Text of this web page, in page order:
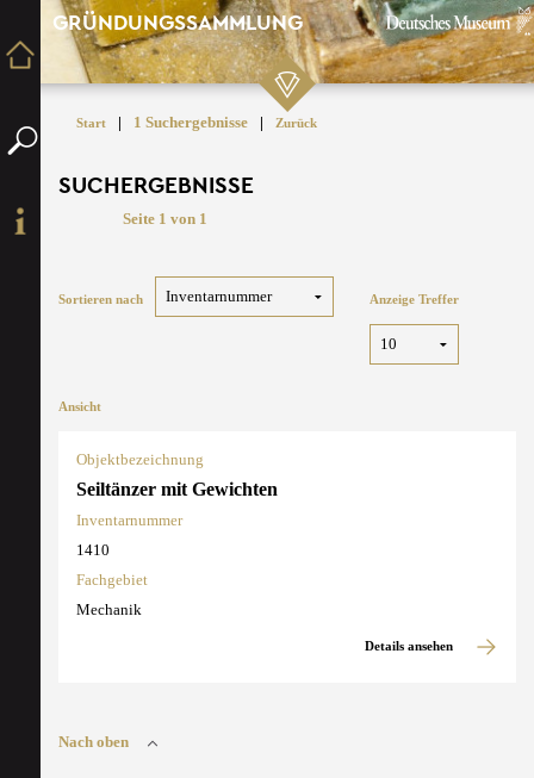
GRÜNDUNGSSAMMLUNG
Start | 1 Suchergebnisse | Zurück
SUCHERGEBNISSE
Seite 1 von 1
Sortieren nach Anzeige Treffer
Ansicht
Objektbezeichnung
Seiltänzer mit Gewichten
Inventarnummer
1410
Fachgebiet
Mechanik
Details ansehen
Nach oben